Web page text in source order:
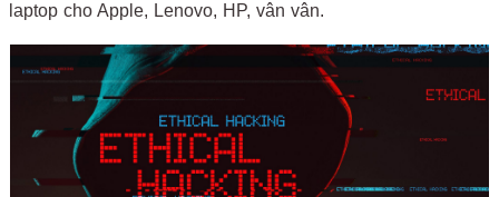
laptop cho Apple, Lenovo, HP, vân vân.